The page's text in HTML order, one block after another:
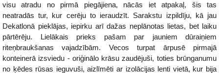
visu atradu no pirmā piegājiena, nācās iet atpakaļ, šis tas
neatradās tur, kur cerēju to ieraudzīt. Sarakstu izpildīju, kā jau
Dekatlonā pieklājas, iepirku arī dažas neplānotas lietas, bet laiku
pārtērēju. Lielākais prieks pašam par jauniem dūraiņiem
riteņbraukšanas vajadzībām. Vecos turpat ārpusē pirmajā
konteinerā izsviedu - oriģinālo krāsu zaudējuši, toties brūnganumu
no ķēdes rūsas ieguvuši, aizlīmēti ar izolācijas lenti vietā, kur bija